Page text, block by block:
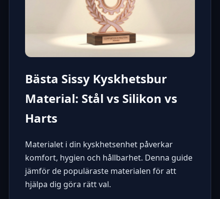
Bästa Sissy Kyskhetsbur
Material: Stål vs Silikon vs
Harts
Materialet i din kyskhetsenhet påverkar
komfort, hygien och hållbarhet. Denna guide
jämför de populäraste materialen för att
hjälpa dig göra rätt val.